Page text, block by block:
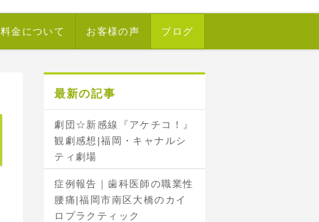
料金について お客様の声 ブログ
最新の記事
劇団☆新感線『アケチコ！』
観劇感想|福岡・キャナルシ
ティ劇場
症例報告｜歯科医師の職業性
腰痛|福岡市南区大橋のカイ
ロプラクティック